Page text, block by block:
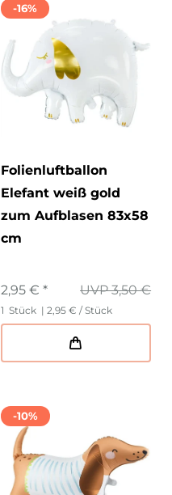
-16%
Folienluftballon
Elefant weiß gold
zum Aufblasen 83x58
cm
UVP 3,50 €
2,95 € *
1 Stück | 2,95 € / Stück
-10%